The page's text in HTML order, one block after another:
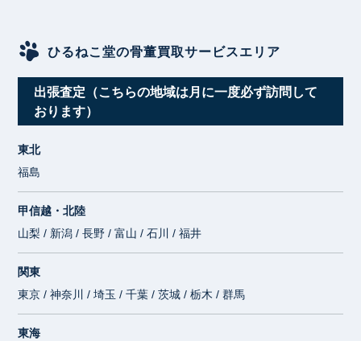
ひるねこ堂の骨董買取サービスエリア
出張査定（こちらの地域は月に一度必ず訪問して
おります）
東北
福島
甲信越・北陸
山梨 / 新潟 / 長野 / 富山 / 石川 / 福井
関東
東京 / 神奈川 / 埼玉 / 千葉 / 茨城 / 栃木 / 群馬
東海